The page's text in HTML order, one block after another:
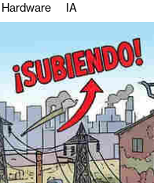
Hardware IA